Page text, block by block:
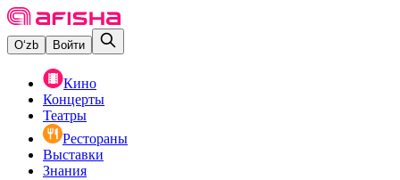
O‘zb Войти
Кино
Концерты
Театры
Рестораны
Выставки
Знания